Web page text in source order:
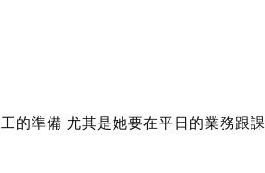
的準備 尤其是她要在平日的業務跟